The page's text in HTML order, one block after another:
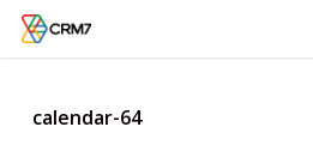
Skip
contentcalendar-64